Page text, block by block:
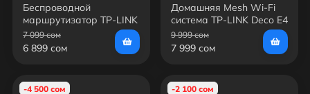
Беспроводной
маршрутизатор TP-LINK
AC1900 ARCHER A80
7 099 сом
6 899 сом
Домашняя Mesh Wi-Fi
система TP-LINK Deco E4
AC1200
9 999 сом
7 999 сом
-4 500 сом -2 100 сом